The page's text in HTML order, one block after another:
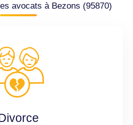
avocats à Bezons (95870)